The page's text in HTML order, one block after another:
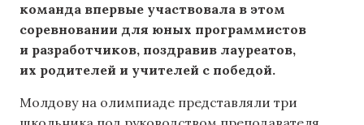
команда впервые участвовала в этом
соревновании для юных программистов
и разработчиков, поздравив лауреатов,
их родителей и учителей с победой.
Молдову на олимпиаде представляли три